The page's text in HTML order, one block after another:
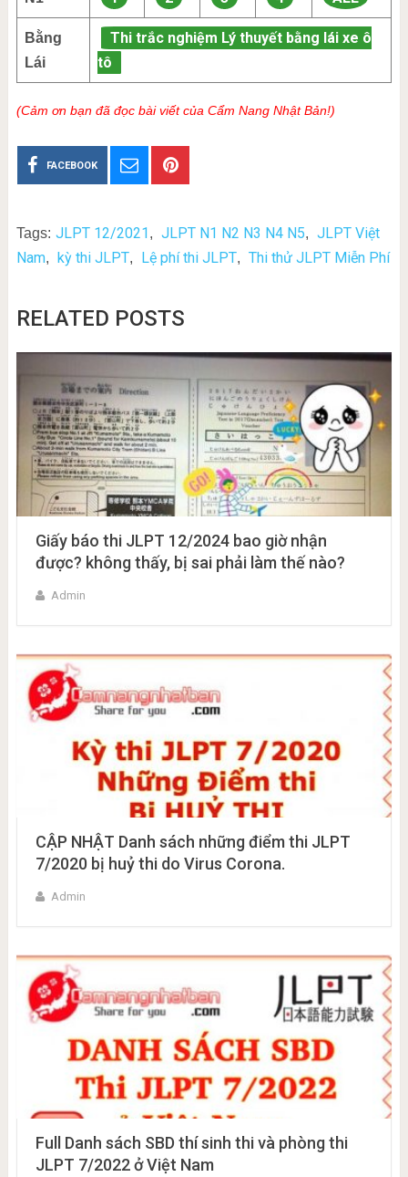
Bằng
Lái
Thi trắc nghiệm Lý thuyết bằng lái xe ô
tô
(Cảm ơn bạn đã đọc bài viết của Cẩm Nang Nhật Bản!)
FACEBOOK
Tags: JLPT 12/2021, JLPT N1 N2 N3 N4 N5, JLPT Việt
Nam, kỳ thi JLPT, Lệ phí thi JLPT, Thi thử JLPT Miễn Phí
RELATED POSTS
Giấy báo thi JLPT 12/2024 bao giờ nhận
được? không thấy, bị sai phải làm thế nào?
Admin
CẬP NHẬT Danh sách những điểm thi JLPT
7/2020 bị huỷ thi do Virus Corona.
Admin
Full Danh sách SBD thí sinh thi và phòng thi
JLPT 7/2022 ở Việt Nam